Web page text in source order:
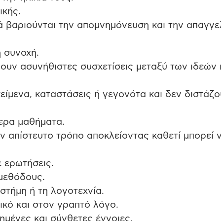
την απομνημόνευση και την
συνοχή.
ασυνήθιστες συσχετίσεις μεταξύ των ιδεών
καταστάσεις ή γεγονότα και δεν
μαθήματα.
τρόπο αποκλείοντας καθετί μπορεί
ή τη λογοτεχνία.
και στον γραπτό λόγο.
και σύνθετες έννοιες.